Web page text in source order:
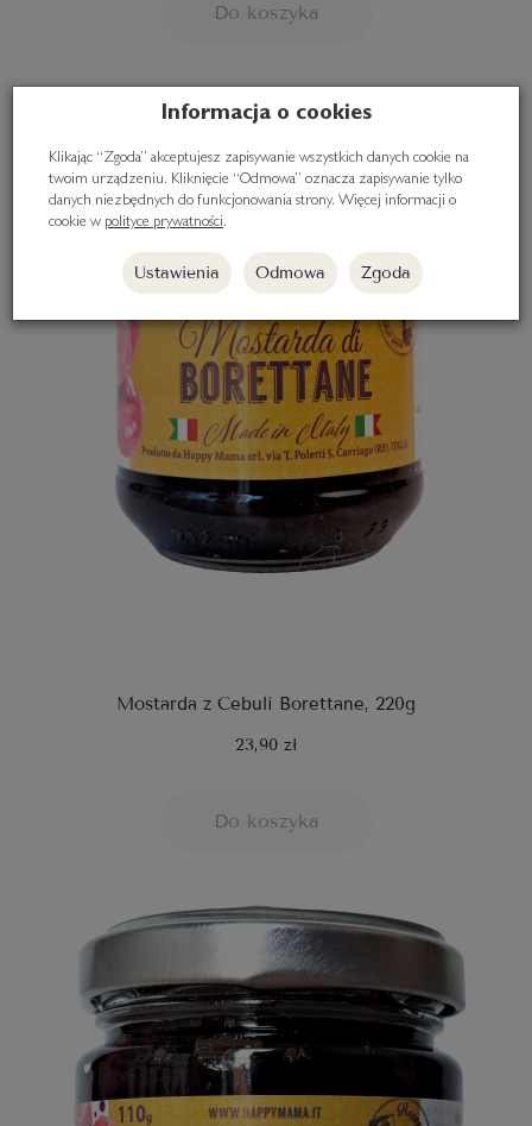
Do koszyka
Mostarda z Cebuli Borettane, 220g
23,90 zł
Do koszyka
Informacja o cookies
Klikając “Zgoda” akceptujesz zapisywanie wszystkich danych cookie na
twoim urządzeniu. Kliknięcie “Odmowa” oznacza zapisywanie tylko
danych niezbędnych do funkcjonowania strony. Więcej informacji o
cookie w polityce prywatności.
Ustawienia Odmowa Zgoda